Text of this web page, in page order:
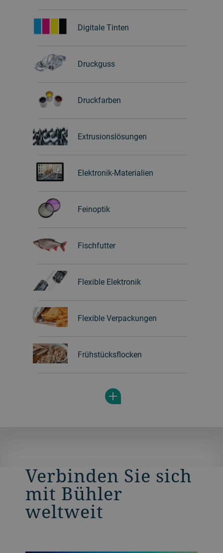
Digitale Tinten
Druckguss
Druckfarben
Extrusionslösungen
Elektronik-Materialien
Feinoptik
Fischfutter
Flexible Elektronik
Flexible Verpackungen
Frühstücksflocken
Verbinden Sie sich
mit Bühler
weltweit